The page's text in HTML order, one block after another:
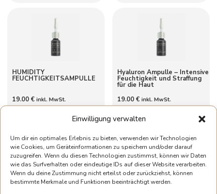
Einwilligung verwalten
Um dir ein optimales Erlebnis zu bieten, verwenden wir Technologien
wie Cookies, um Geräteinformationen zu speichern und/oder darauf
zuzugreifen. Wenn du diesen Technologien zustimmst, können wir Daten
wie das Surfverhalten oder eindeutige IDs auf dieser Website verarbeiten.
Wenn du deine Zustimmung nicht erteilst oder zurückziehst, können
bestimmte Merkmale und Funktionen beeinträchtigt werden.
HUMIDITY
FEUCHTIGKEITSAMPULLE
19.00 € inkl. MwSt.
Hyaluron Ampulle – Intensive
Feuchtigkeit und Straffung
für die Haut
19.00€ inkl. MwSt.
Weiterlesen